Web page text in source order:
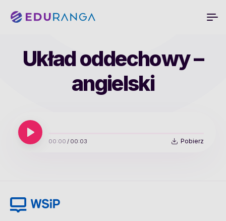
Układ oddechowy –
angielski
00:00 / 00:03 Pobierz